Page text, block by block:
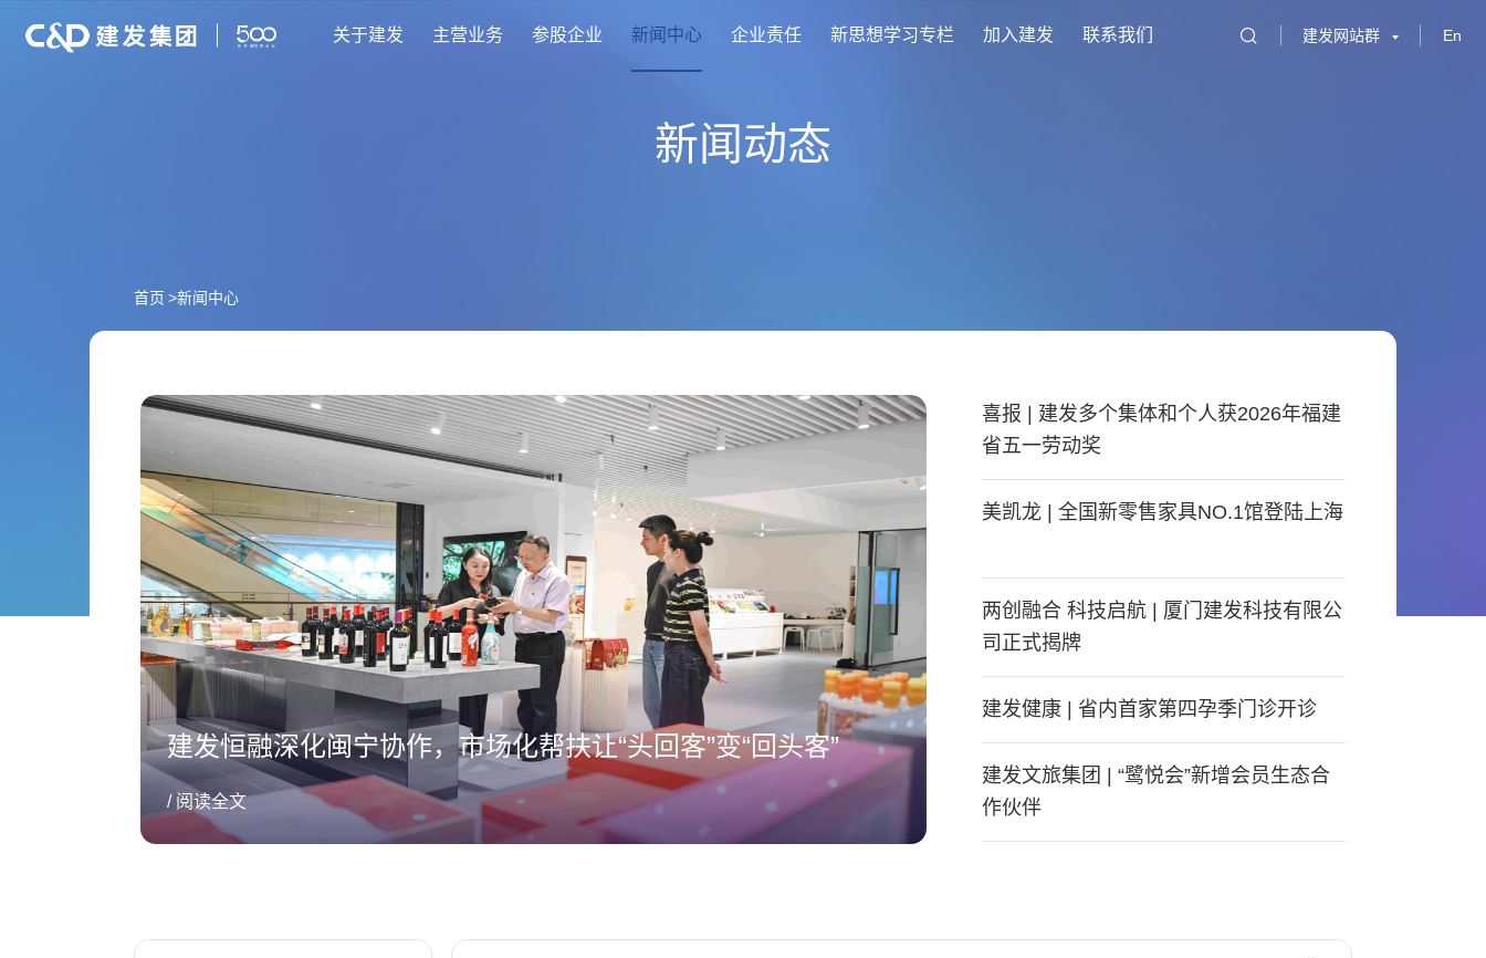
关于建发 主营业务 参股企业 新闻中心 企业责任 新思想学习专栏 加入建发 联系我们 建发网站群 En
新闻动态
首页 >新闻中心
建发恒融深化闽宁协作，市场化帮扶让“头回客”变“回头客”
/ 阅读全文
喜报 | 建发多个集体和个人获2026年福建
省五一劳动奖
美凯龙 | 全国新零售家具NO.1馆登陆上海
两创融合 科技启航 | 厦门建发科技有限公
司正式揭牌
建发健康 | 省内首家第四孕季门诊开诊
建发文旅集团 | “鹭悦会”新增会员生态合
作伙伴